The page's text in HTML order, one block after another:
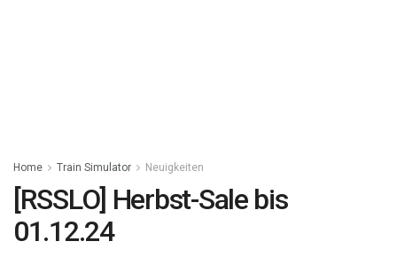
Home Train Simulator Neuigkeiten
[RSSLO] Herbst-Sale bis
01.12.24